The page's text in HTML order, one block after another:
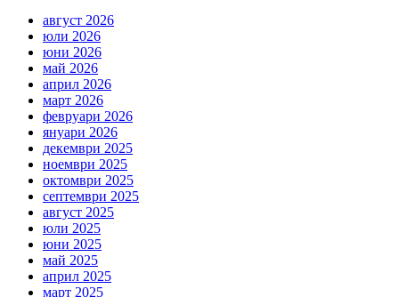
август 2026
юли 2026
юни 2026
май 2026
април 2026
март 2026
февруари 2026
януари 2026
декември 2025
ноември 2025
октомври 2025
септември 2025
август 2025
юли 2025
юни 2025
май 2025
април 2025
март 2025